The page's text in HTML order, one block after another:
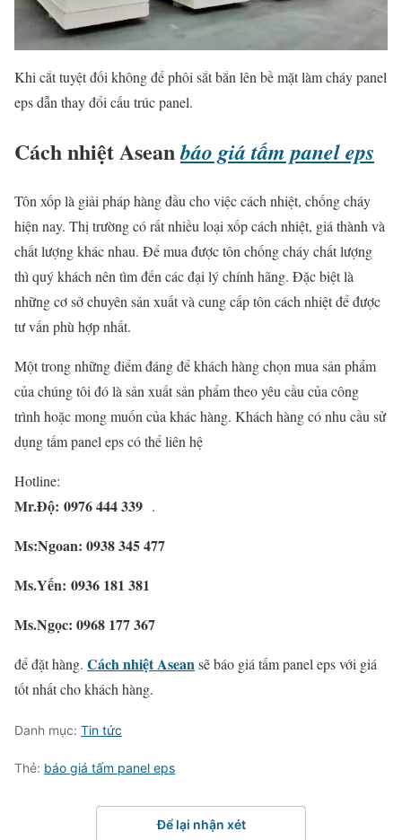
Khi cắt tuyệt đối không để phôi sắt bắn lên bề mặt làm cháy panel
eps dẫn thay đổi cấu trúc panel.
Cách nhiệt Aseanbáo giá tấm panel eps
Tôn xốp là giải pháp hàng đầu cho việc cách nhiệt, chống cháy
hiện nay. Thị trường có rất nhiều loại xốp cách nhiệt, giá thành và
chất lượng khác nhau. Để mua được tôn chống cháy chất lượng
thì quý khách nên tìm đến các đại lý chính hãng. Đặc biệt là
những cơ sở chuyên sản xuất và cung cấp tôn cách nhiệt để được
tư vấn phù hợp nhất.
Một trong những điểm đáng để khách hàng chọn mua sản phẩm
của chúng tôi đó là sản xuất sản phẩm theo yêu cầu của công
trình hoặc mong muốn của khác hàng. Khách hàng có nhu cầu sử
dụng tấm panel eps có thể liên hệ
Hotline:
Mr.Độ: 0976 444 339 .
Ms:Ngoan: 0938 345 477
Ms.Yến: 0936 181 381
Ms.Ngọc: 0968 177 367
để đặt hàng. Cách nhiệt Aseansẽ báo giá tấm panel eps với giá
tốt nhất cho khách hàng.
Danh mục: Tin tức
Thẻ: báo giá tấm panel eps
Để lại nhận xét